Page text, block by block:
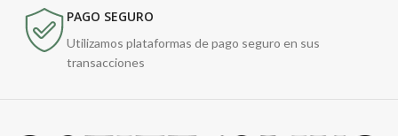
PAGO SEGURO
Utilizamos plataformas de pago seguro en sus
transacciones